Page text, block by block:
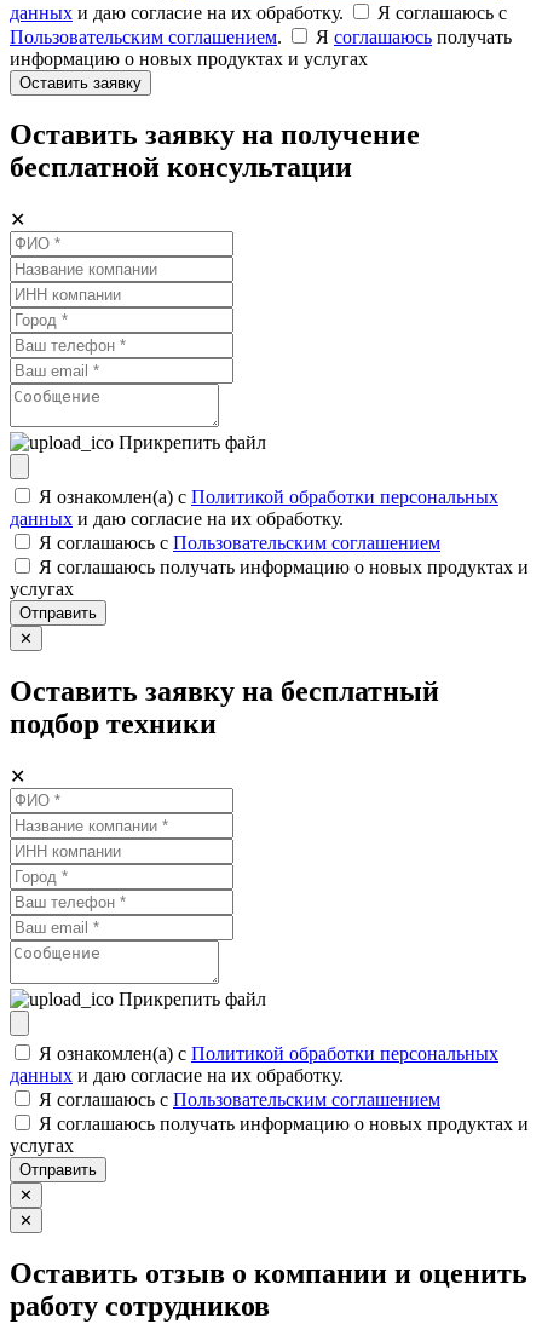
данных и даю согласие на их обработку.
Я соглашаюсь c
Пользовательским соглашением. Я соглашаюсь получать
информацию о новых продуктах и услугах
Оставить заявку
Оставить заявку на получение
бесплатной консультации
✕
Прикрепить файл
Я ознакомлен(а) с Политикой обработки персональных
данных и даю согласие на их обработку.
Я соглашаюсь c Пользовательским соглашением
Я соглашаюсь получать информацию о новых продуктах и
услугах
Отправить
✕
Оставить заявку на бесплатный
подбор техники
✕
Прикрепить файл
Я ознакомлен(а) с Политикой обработки персональных
данных и даю согласие на их обработку.
Я соглашаюсь c Пользовательским соглашением
Я соглашаюсь получать информацию о новых продуктах и
услугах
Отправить
✕
✕
Оставить отзыв о компании и оценить
работу сотрудников